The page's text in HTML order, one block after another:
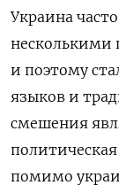
Украина
несколькими
и поэтому
языков и
смешения
помимо